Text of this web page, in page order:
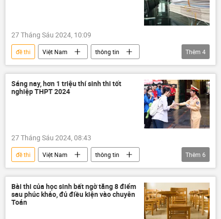
27 Tháng Sáu 2024, 10:09
đề thi Việt Nam
thông tin
giáo dục
Bộ Giáo dục và Đào Tạo
lộ đề
Bộ Công an Việt Nam
Thêm 4
Sáng nay, hơn 1 triệu thí sinh thi tốt
nghiệp THPT 2024
27 Tháng Sáu 2024, 08:43
đề thi Việt Nam
thông tin
điểm thi
kỳ thi THPT
thi cử
giáo dục
thầy giáo
Bộ Giáo dục và Đào Tạo
Thêm 6
Bài thi của học sinh bất ngờ tăng 8 điểm
sau phúc khảo, đủ điều kiện vào chuyên
Toán